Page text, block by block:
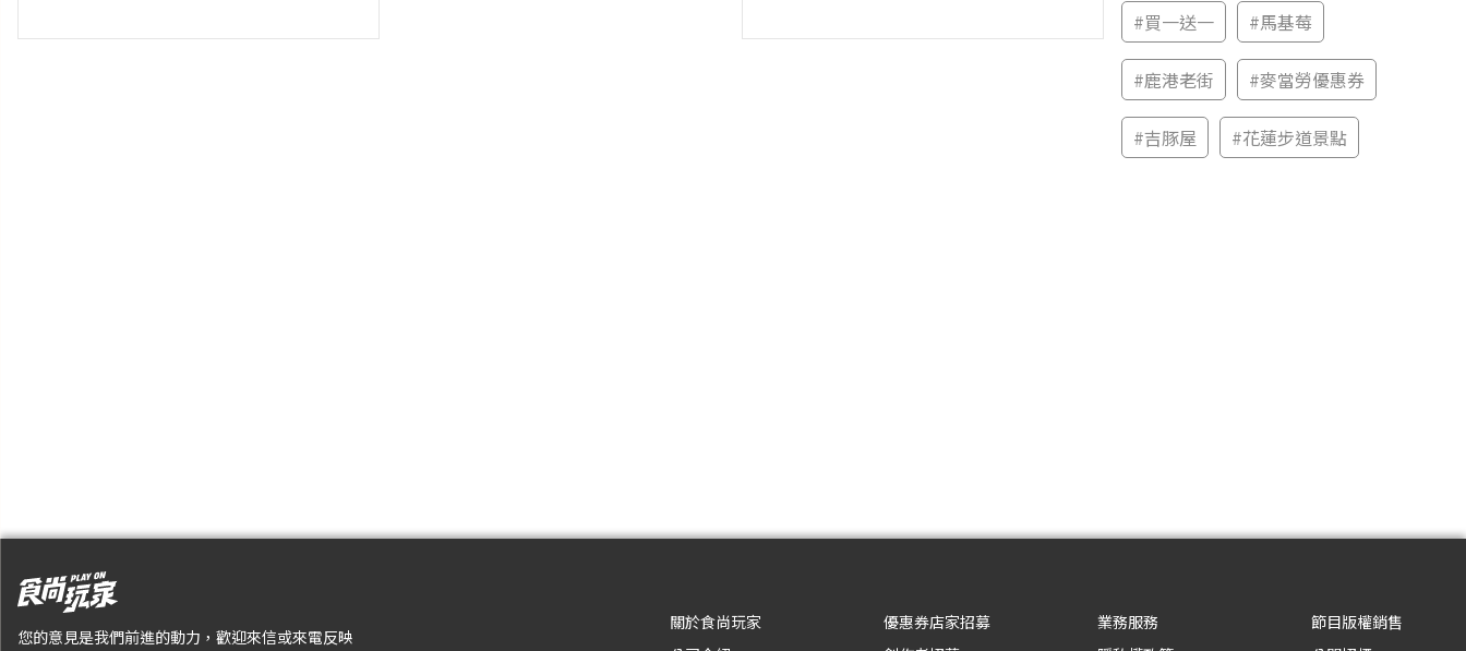
#買一送一 #馬基莓
#鹿港老街 #麥當勞優惠券
#吉豚屋 #花蓮步道景點
您的意見是我們前進的動力，歡迎來信或來電反映
關於食尚玩家
優惠券店家招募
業務服務
節目版權銷售